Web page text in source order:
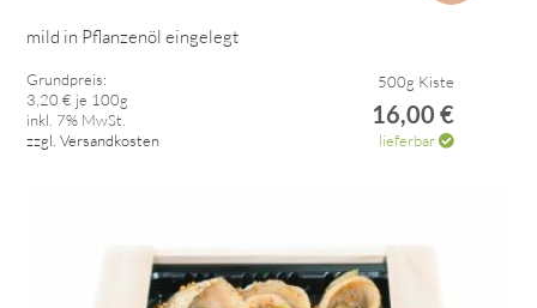
mild in Pflanzenöl eingelegt
Grundpreis:
3,20 € je 100g
inkl. 7% MwSt.
zzgl. Versandkosten
500g Kiste
16,00 €
lieferbar